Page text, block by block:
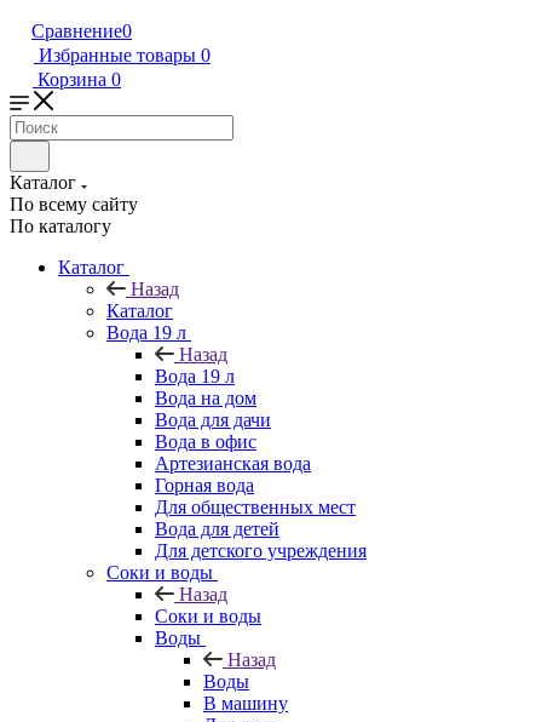
Сравнение0
Избранные товары 0
Корзина 0
Каталог
По всему сайту
По каталогу
Каталог
Назад
Каталог
Вода 19 л
Назад
Вода 19 л
Вода на дом
Вода для дачи
Вода в офис
Артезианская вода
Горная вода
Для общественных мест
Вода для детей
Для детского учреждения
Соки и воды
Назад
Соки и воды
Воды
Назад
Воды
В машину